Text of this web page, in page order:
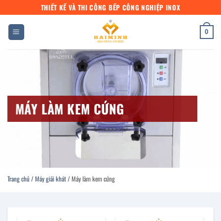
qua
dung
THIẾT KẾ VÀ THI CÔNG BẾP CÔNG NGHIỆP INOX
0
MÁY LÀM KEM CỨNG
Trang chủ /Máy giải khát/Máy làm kem cứng